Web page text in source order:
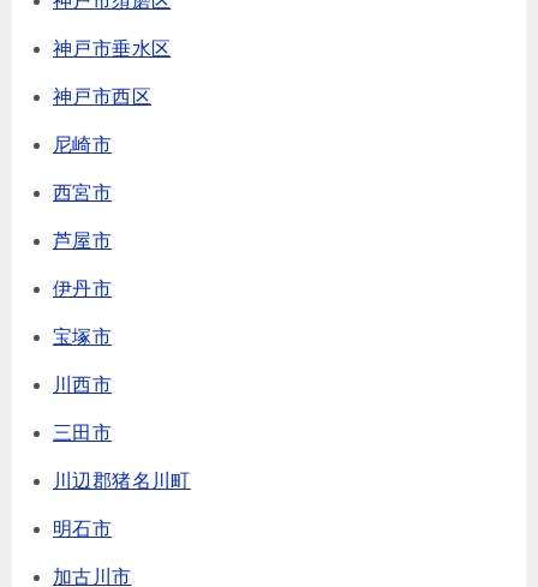
神戸市垂水区
神戸市西区
尼崎市
西宮市
芦屋市
伊丹市
宝塚市
川西市
三田市
川辺郡猪名川町
明石市
加古川市